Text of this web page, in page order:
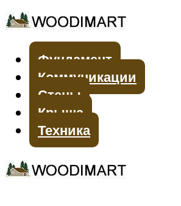
Фундамент
Коммуникации
Стены
Крыша
Техника
Меню